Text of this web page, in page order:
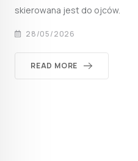
skierowana jest do ojców.
28/05/2026
READ MORE